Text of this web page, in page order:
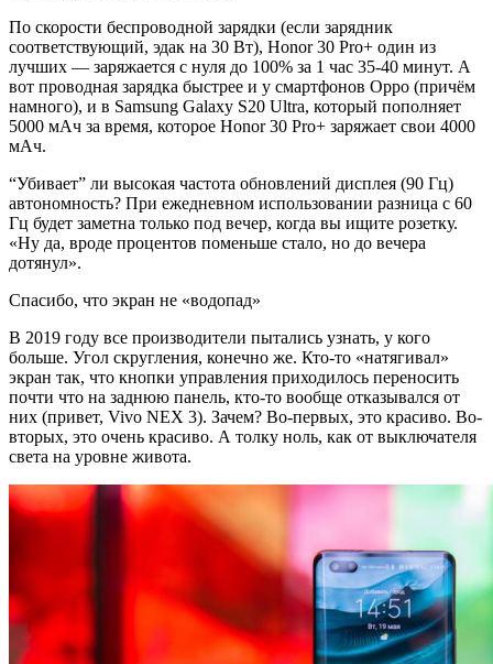
По скорости беспроводной зарядки (если зарядник
соответствующий, эдак на 30 Вт), Honor 30 Pro+ один из
лучших — заряжается с нуля до 100% за 1 час 35-40 минут. А
вот проводная зарядка быстрее и у смартфонов Oppo (причём
намного), и в Samsung Galaxy S20 Ultra, который пополняет
5000 мАч за время, которое Honor 30 Pro+ заряжает свои 4000
мАч.
“Убивает” ли высокая частота обновлений дисплея (90 Гц)
автономность? При ежедневном использовании разница с 60
Гц будет заметна только под вечер, когда вы ищите розетку.
«Ну да, вроде процентов поменьше стало, но до вечера
дотянул».
Спасибо, что экран не «водопад»
В 2019 году все производители пытались узнать, у кого
больше. Угол скругления, конечно же. Кто-то «натягивал»
экран так, что кнопки управления приходилось переносить
почти что на заднюю панель, кто-то вообще отказывался от
них (привет, Vivo NEX 3). Зачем? Во-первых, это красиво. Во-
вторых, это очень красиво. А толку ноль, как от выключателя
света на уровне живота.